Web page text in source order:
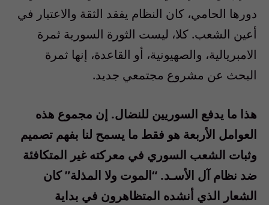
دورها الحامي، كان النظام يفقد الثقة والاعتبار في
أعين الشعب. كلا، ليست الثورة السورية ثمرة
الامبريالية، والصهيونية، أو القاعدة، إنها ثمرة
البحث عن مشروع مجتمعي جديد.
هذا ما يدفع السوريين للنضال. إن مجموع هذه
العوامل الأربعة هو فقط ما يسمح لنا بفهم تصميم
وثبات الشعب السوري في معركته غير المتكافئة
ضد نظام آل الأسـد. “الموت ولا المذلة” كان
الشعار الذي أنشده المتظاهرون في بداية